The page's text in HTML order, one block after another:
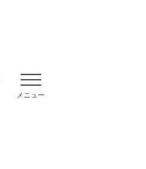
メニュー